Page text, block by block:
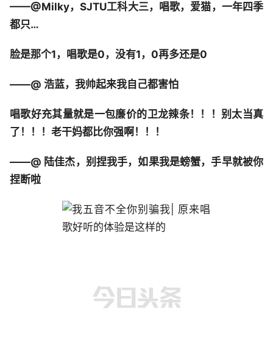
——@Milky，SJTU工科大三，唱歌，爱猫，一年四季
都只…
脸是那个1，唱歌是0，没有1，0再多还是0
——@ 浩蓝，我帅起来我自己都害怕
唱歌好充其量就是一包廉价的卫龙辣条！！！别太当真
了！！！老干妈都比你强啊！！！
——@ 陆佳杰，别捏我手，如果我是螃蟹，手早就被你
捏断啦